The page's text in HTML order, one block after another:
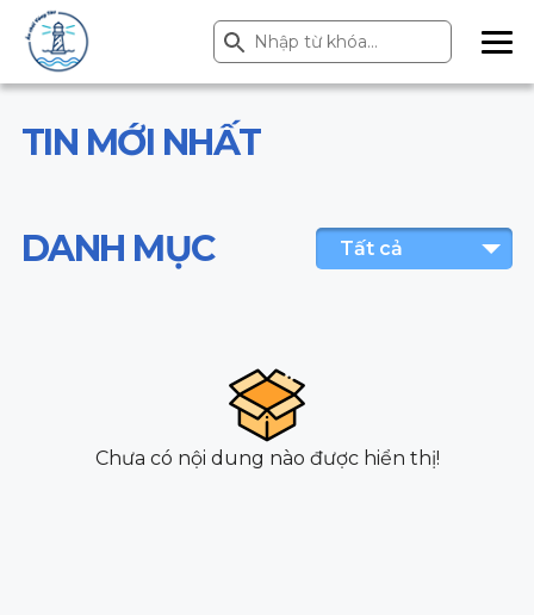
Search
for:
Search Button
ME
NU
TIN MỚI NHẤT
DANH MỤC Tất cả
Chưa có nội dung nào được hiển thị!